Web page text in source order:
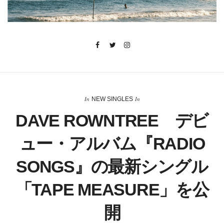
In NEW SINGLES In
DAVE ROWNTREE デビ
ュー・アルバム『RADIO
SONGS』の最新シングル
「TAPE MEASURE」を公
開